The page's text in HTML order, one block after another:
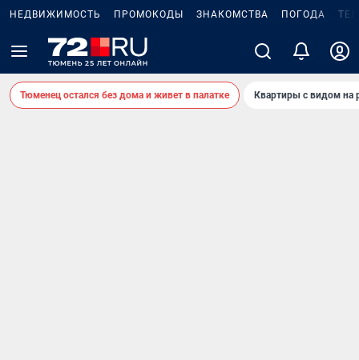
НЕДВИЖИМОСТЬ ПРОМОКОДЫ ЗНАКОМСТВА ПОГОДА
Тюменец остался без дома и живет в палатке Квартиры с видом на